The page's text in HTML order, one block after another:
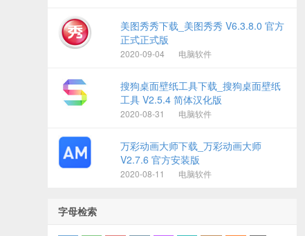
美图秀秀下载_美图秀秀 V6.3.8.0 官方
正式正式版
2020-09-04 电脑软件
搜狗桌面壁纸工具下载_搜狗桌面壁纸
工具 V2.5.4 简体汉化版
2020-08-31 电脑软件
万彩动画大师下载_万彩动画大师
V2.7.6 官方安装版
2020-08-11 电脑软件
字母检索